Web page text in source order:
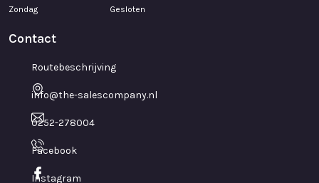
Zondag Gesloten
Contact
Routebeschrijving
info@the-salescompany.nl
0252-278004
Facebook
Instagram